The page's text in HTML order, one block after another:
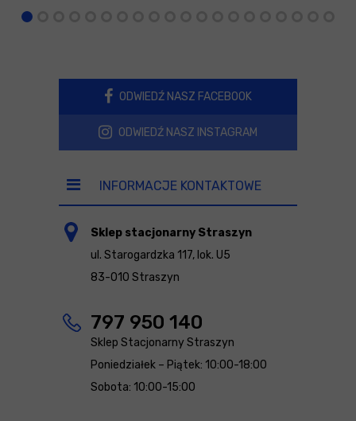
ODWIEDŹ NASZ FACEBOOK
ODWIEDŹ NASZ INSTAGRAM
INFORMACJE KONTAKTOWE
Sklep stacjonarny Straszyn
ul. Starogardzka 117, lok. U5
83-010 Straszyn
797 950 140
Sklep Stacjonarny Straszyn
Poniedziałek – Piątek: 10:00-18:00
Sobota: 10:00-15:00